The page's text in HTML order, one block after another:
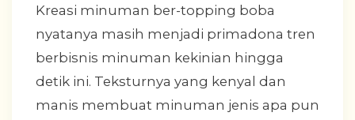
Kreasi minuman ber-topping boba
nyatanya masih menjadi primadona tren
berbisnis minuman kekinian hingga
detik ini. Teksturnya yang kenyal dan
manis membuat minuman jenis apa pun